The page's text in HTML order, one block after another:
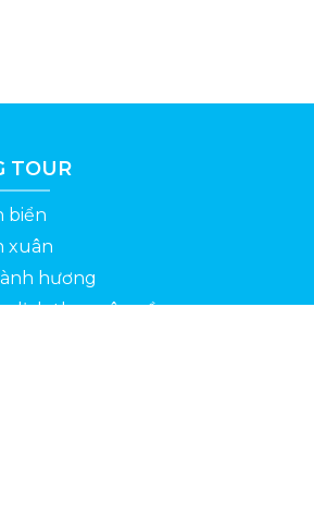
TOUR
biển
xuân
hương
lịch theo yêu cầu